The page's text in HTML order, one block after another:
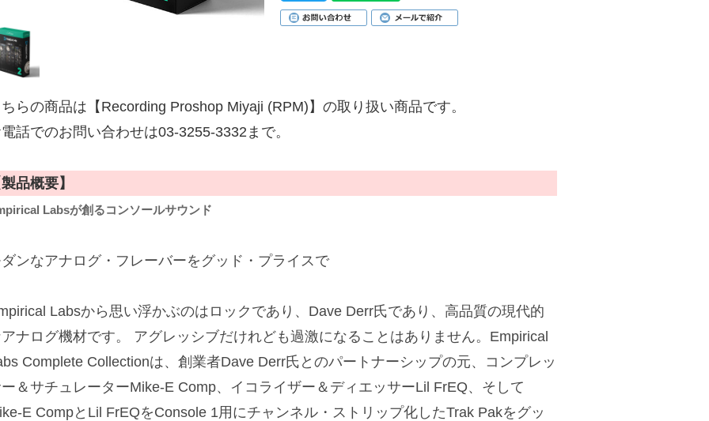
ちらの商品は【Recording Proshop Miyaji (RPM)】の取り扱い商品です。
話でのお問い合わせは03-3255-3332まで。
製品概要】
Labsが創るコンソールサウンド
ンなアナログ・フレーバーをグッド・プライスで
Labsから思い浮かぶのはロックであり、Dave Derr氏であり、高品質の現代的
ナログ機材です。 アグレッシブだけれども過激になることはありません。Empirical
Complete Collectionは、創業者Dave Derr氏とのパートナーシップの元、コンプレッ
＆サチュレーターMike-E Comp、イコライザー＆ディエッサーLil FrEQ、そして
E CompとLil FrEQをConsole 1用にチャンネル・ストリップ化したTrak Pakをグッ